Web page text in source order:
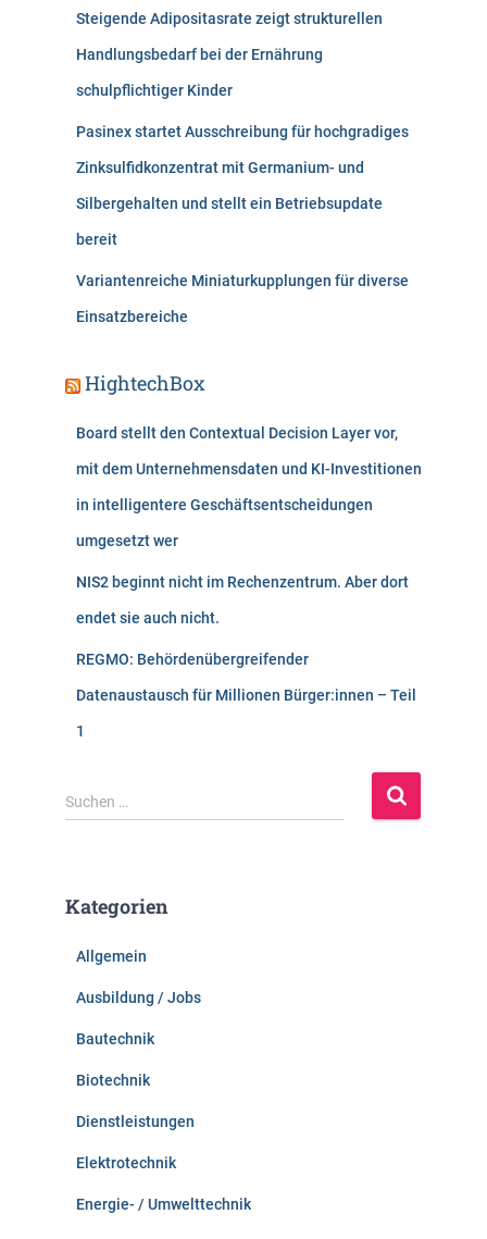
Steigende Adipositasrate zeigt strukturellen
Handlungsbedarf bei der Ernährung
schulpflichtiger Kinder
Pasinex startet Ausschreibung für hochgradiges
Zinksulfidkonzentrat mit Germanium- und
Silbergehalten und stellt ein Betriebsupdate
bereit
Variantenreiche Miniaturkupplungen für diverse
Einsatzbereiche
HightechBox
Board stellt den Contextual Decision Layer vor,
mit dem Unternehmensdaten und KI-Investitionen
in intelligentere Geschäftsentscheidungen
umgesetzt wer
NIS2 beginnt nicht im Rechenzentrum. Aber dort
endet sie auch nicht.
REGMO: Behördenübergreifender
Datenaustausch für Millionen Bürger:innen – Teil
1
S
u
n
Suchen …
Kategorien
Allgemein
Ausbildung / Jobs
Bautechnik
Biotechnik
Dienstleistungen
Elektrotechnik
Energie- / Umwelttechnik